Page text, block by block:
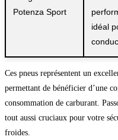
Potenza Sport
idéal
Ces pneus représentent un
permettant de bénéficier d’une
consommation de carburant.
tout aussi cruciaux pour votre
froides.